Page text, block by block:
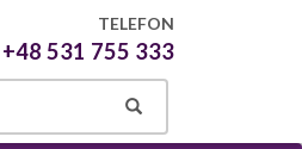
TELEFON
+48 531 755 333